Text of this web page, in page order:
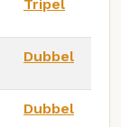
Tripel
Dubbel
Dubbel